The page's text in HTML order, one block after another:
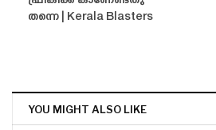
തന്നെ | Kerala Blasters
YOU MIGHT ALSO LIKE